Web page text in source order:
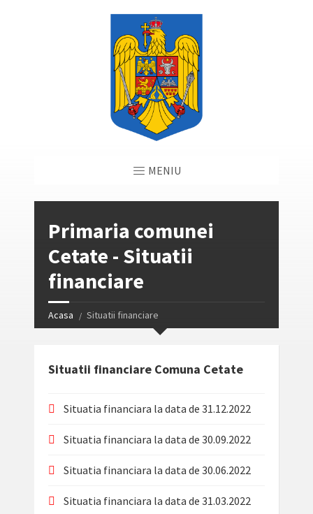
MENIU
Primaria comunei
Cetate - Situatii
financiare
Acasa Situatii financiare
Situatii financiare Comuna Cetate
Situatia financiara la data de 31.12.2022
Situatia financiara la data de 30.09.2022
Situatia financiara la data de 30.06.2022
Situatia financiara la data de 31.03.2022